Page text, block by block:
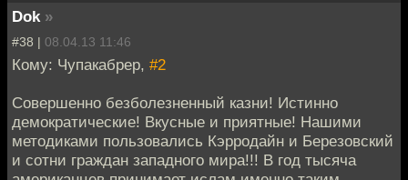
Dok »
#38 | 08.04.13 11:46
Кому: Чупакабрер, #2
Совершенно безболезненный казни! Истинно
демократические! Вкусные и приятные! Нашими
методиками пользовались Кэрродайн и Березовский
и сотни граждан западного мира!!! В год тысяча